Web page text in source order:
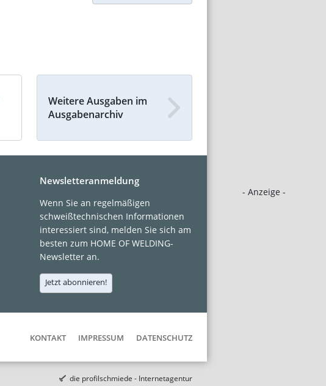
- Anzeige -
Weitere Ausgaben im
Ausgabenarchiv
Newsletteranmeldung
Wenn Sie an regelmäßigen
schweißtechnischen Informationen
interessiert sind, melden Sie sich am
besten zum HOME OF WELDING-
Newsletter an.
Jetzt abonnieren!
KONTAKT IMPRESSUM DATENSCHUTZ
die profilschmiede - Internetagentur